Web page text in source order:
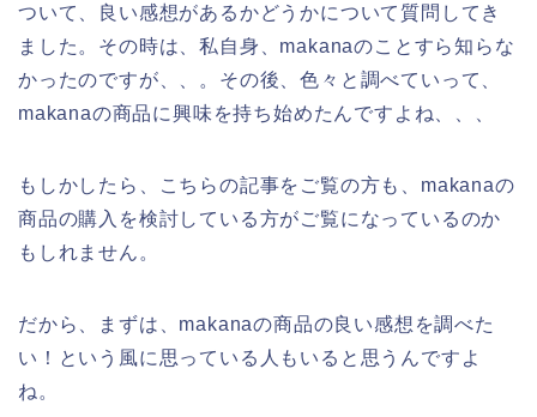
ついて、良い感想があるかどうかについて質問してき
ました。その時は、私自身、makanaのことすら知らな
かったのですが、、。その後、色々と調べていって、
makanaの商品に興味を持ち始めたんですよね、、、
もしかしたら、こちらの記事をご覧の方も、makanaの
商品の購入を検討している方がご覧になっているのか
もしれません。
だから、まずは、makanaの商品の良い感想を調べた
い！という風に思っている人もいると思うんですよ
ね。